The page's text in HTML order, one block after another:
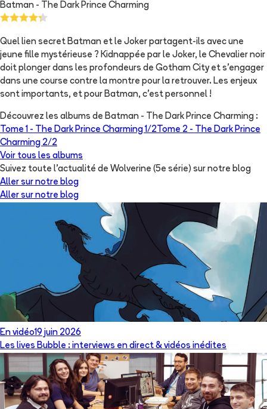
Batman - The Dark Prince Charming
Quel lien secret Batman et le Joker partagent-ils avec une
jeune fille mystérieuse ? Kidnappée par le Joker, le Chevalier noir
doit plonger dans les profondeurs de Gotham City et s'engager
dans une course contre la montre pour la retrouver. Les enjeux
sont importants, et pour Batman, c'est personnel !
Découvrez les albums de Batman - The Dark Prince Charming :
Tome 1 - The Dark Prince Charming 1/2 Tome 2 - The Dark Prince
Charming 2/2
Voir tous les albums
Suivez toute l'actualité de Wolverine (5e série) sur notre blog
Aller sur notre blog
Aller sur notre blog
En vidéo19 juin 2026
Les lives Bubble : interviews en direct & vidéos inédites